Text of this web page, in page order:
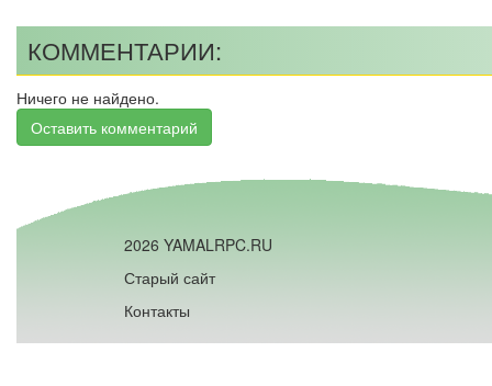
КОММЕНТАРИИ:
Ничего не найдено.
Оставить комментарий
2026 YAMALRPC.RU
Старый сайт
Контакты